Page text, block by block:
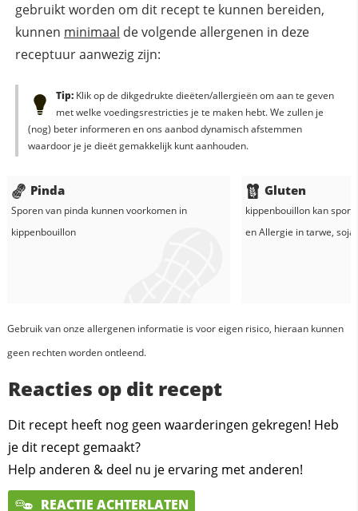
gebruikt worden om dit recept te kunnen bereiden,
kunnen minimaal de volgende allergenen in deze
receptuur aanwezig zijn:
Tip:Klik op de dikgedrukte dieëten/allergieën om aan te geven
met welke voedingsrestricties je te maken hebt. We zullen je
(nog) beter informeren en ons aanbod dynamisch afstemmen
waardoor je je dieët gemakkelijk kunt aanhouden.
Pinda
Sporen van pinda kunnen voorkomen in
kippenbouillon
Gluten
kippenbouillonkan
enAllergie intarwe,
Gebruik van onze allergenen informatie is voor eigen risico, hieraan kunnen
geen rechten worden ontleend.
Reacties op dit recept
Dit recept heeft nog geen waarderingen gekregen! Heb
je dit recept gemaakt?
Help anderen & deel nu je ervaring met anderen!
REACTIE ACHTERLATEN